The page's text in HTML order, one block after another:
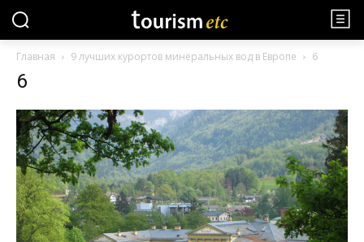
Главная 9 лучших курортов минеральных вод в Европе 6
6